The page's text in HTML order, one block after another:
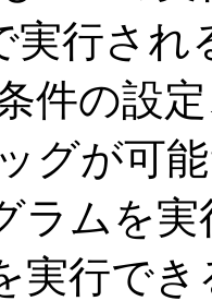
実行され
件の設
グが可
ラムを実
実行で